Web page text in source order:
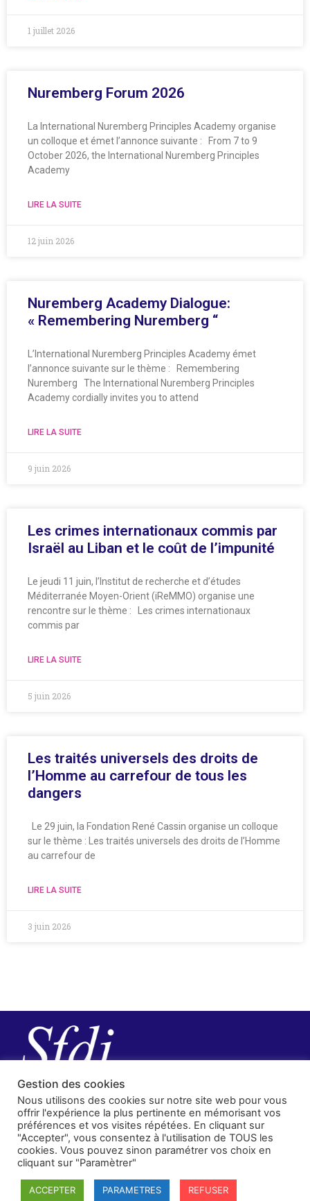
1 juillet 2026
Nuremberg Forum 2026
La International Nuremberg Principles Academy organise
un colloque et émet l’annonce suivante : From 7 to 9
October 2026, the International Nuremberg Principles
Academy
LIRE LA SUITE
12 juin 2026
Nuremberg Academy Dialogue:
« Remembering Nuremberg “
L’International Nuremberg Principles Academy émet
l’annonce suivante sur le thème : Remembering
Nuremberg The International Nuremberg Principles
Academy cordially invites you to attend
LIRE LA SUITE
9 juin 2026
Les crimes internationaux commis par
Israël au Liban et le coût de l’impunité
Le jeudi 11 juin, l’Institut de recherche et d’études
Méditerranée Moyen-Orient (iReMMO) organise une
rencontre sur le thème : Les crimes internationaux
commis par
LIRE LA SUITE
5 juin 2026
Les traités universels des droits de
l’Homme au carrefour de tous les
dangers
Le 29 juin, la Fondation René Cassin organise un colloque
sur le thème : Les traités universels des droits de l’Homme
au carrefour de
LIRE LA SUITE
3 juin 2026
Gestion des cookies
Nous utilisons des cookies sur notre site web pour vous
offrir l'expérience la plus pertinente en mémorisant vos
préférences et vos visites répétées. En cliquant sur
"Accepter", vous consentez à l'utilisation de TOUS les
cookies. Vous pouvez sinon paramétrer vos choix en
cliquant sur "Paramètrer"
ACCEPTER PARAMETRES REFUSER